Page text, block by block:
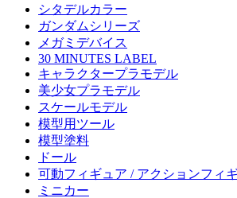
シタデルカラー
ガンダムシリーズ
メガミデバイス
30 MINUTES LABEL
キャラクタープラモデル
美少女プラモデル
スケールモデル
模型用ツール
模型塗料
ドール
可動フィギュア / アクションフィ
ミニカー